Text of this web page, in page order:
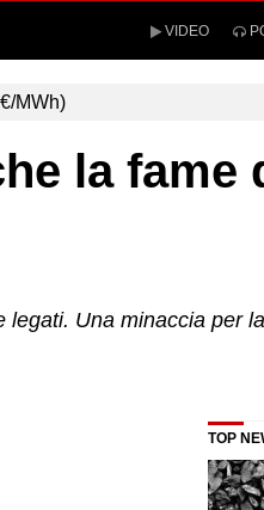
VIDEO
MWh)
la fame
Una minaccia per
TOP